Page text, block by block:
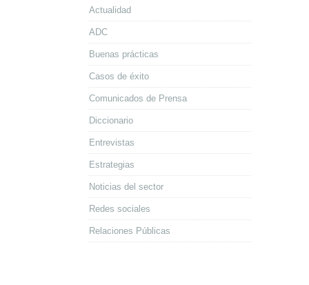
Actualidad
ADC
Buenas prácticas
Casos de éxito
Comunicados de Prensa
Diccionario
Entrevistas
Estrategias
Noticias del sector
Redes sociales
Relaciones Públicas